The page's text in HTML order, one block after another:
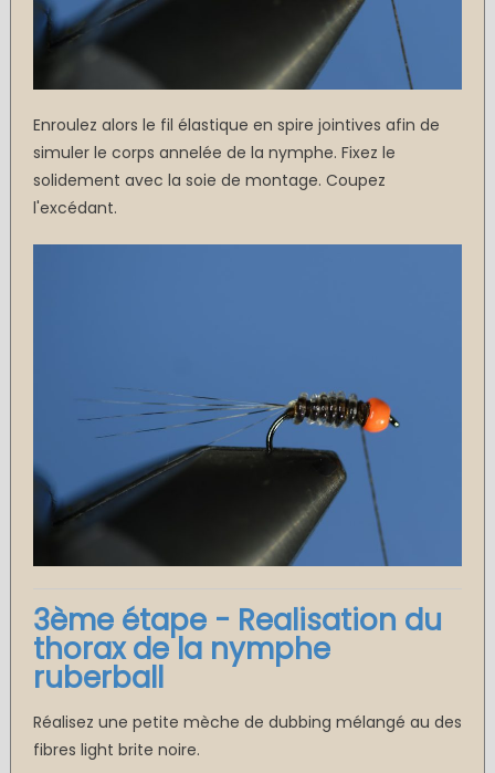
Enroulez alors le fil élastique en spire jointives afin de
simuler le corps annelée de la nymphe. Fixez le
solidement avec la soie de montage. Coupez
l'excédant.
3ème étape - Realisation du
thorax de la nymphe
ruberball
Réalisez une petite mèche de dubbing mélangé au des
fibres light brite noire.